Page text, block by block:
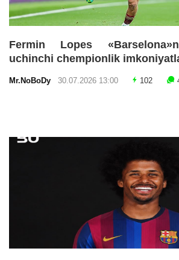
Fermin Lopes
uchinchi chempionlik
Mr.NoBoDy 30.07.2026 13:00 102